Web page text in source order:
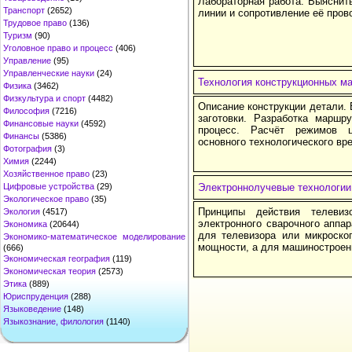
Транспорт (2652)
Трудовое право (136)
Туризм (90)
Уголовное право и процесс (406)
Управление (95)
Управленческие науки (24)
Физика (3462)
Физкультура и спорт (4482)
Философия (7216)
Финансовые науки (4592)
Финансы (5386)
Фотография (3)
Химия (2244)
Хозяйственное право (23)
Цифровые устройства (29)
Экологическое право (35)
Экология (4517)
Экономика (20644)
Экономико-математическое моделирование
(666)
Экономическая география (119)
Экономическая теория (2573)
Этика (889)
Юриспруденция (288)
Языковедение (148)
Языкознание, филология (1140)
линии и сопротивление её
Технология конструкционных
Описание конструкции
заготовки. Разработка
процесс. Расчёт режимов
основного технологического
Электроннолучевые
Принципы действия
электронного сварочного
для телевизора или
мощности, а для